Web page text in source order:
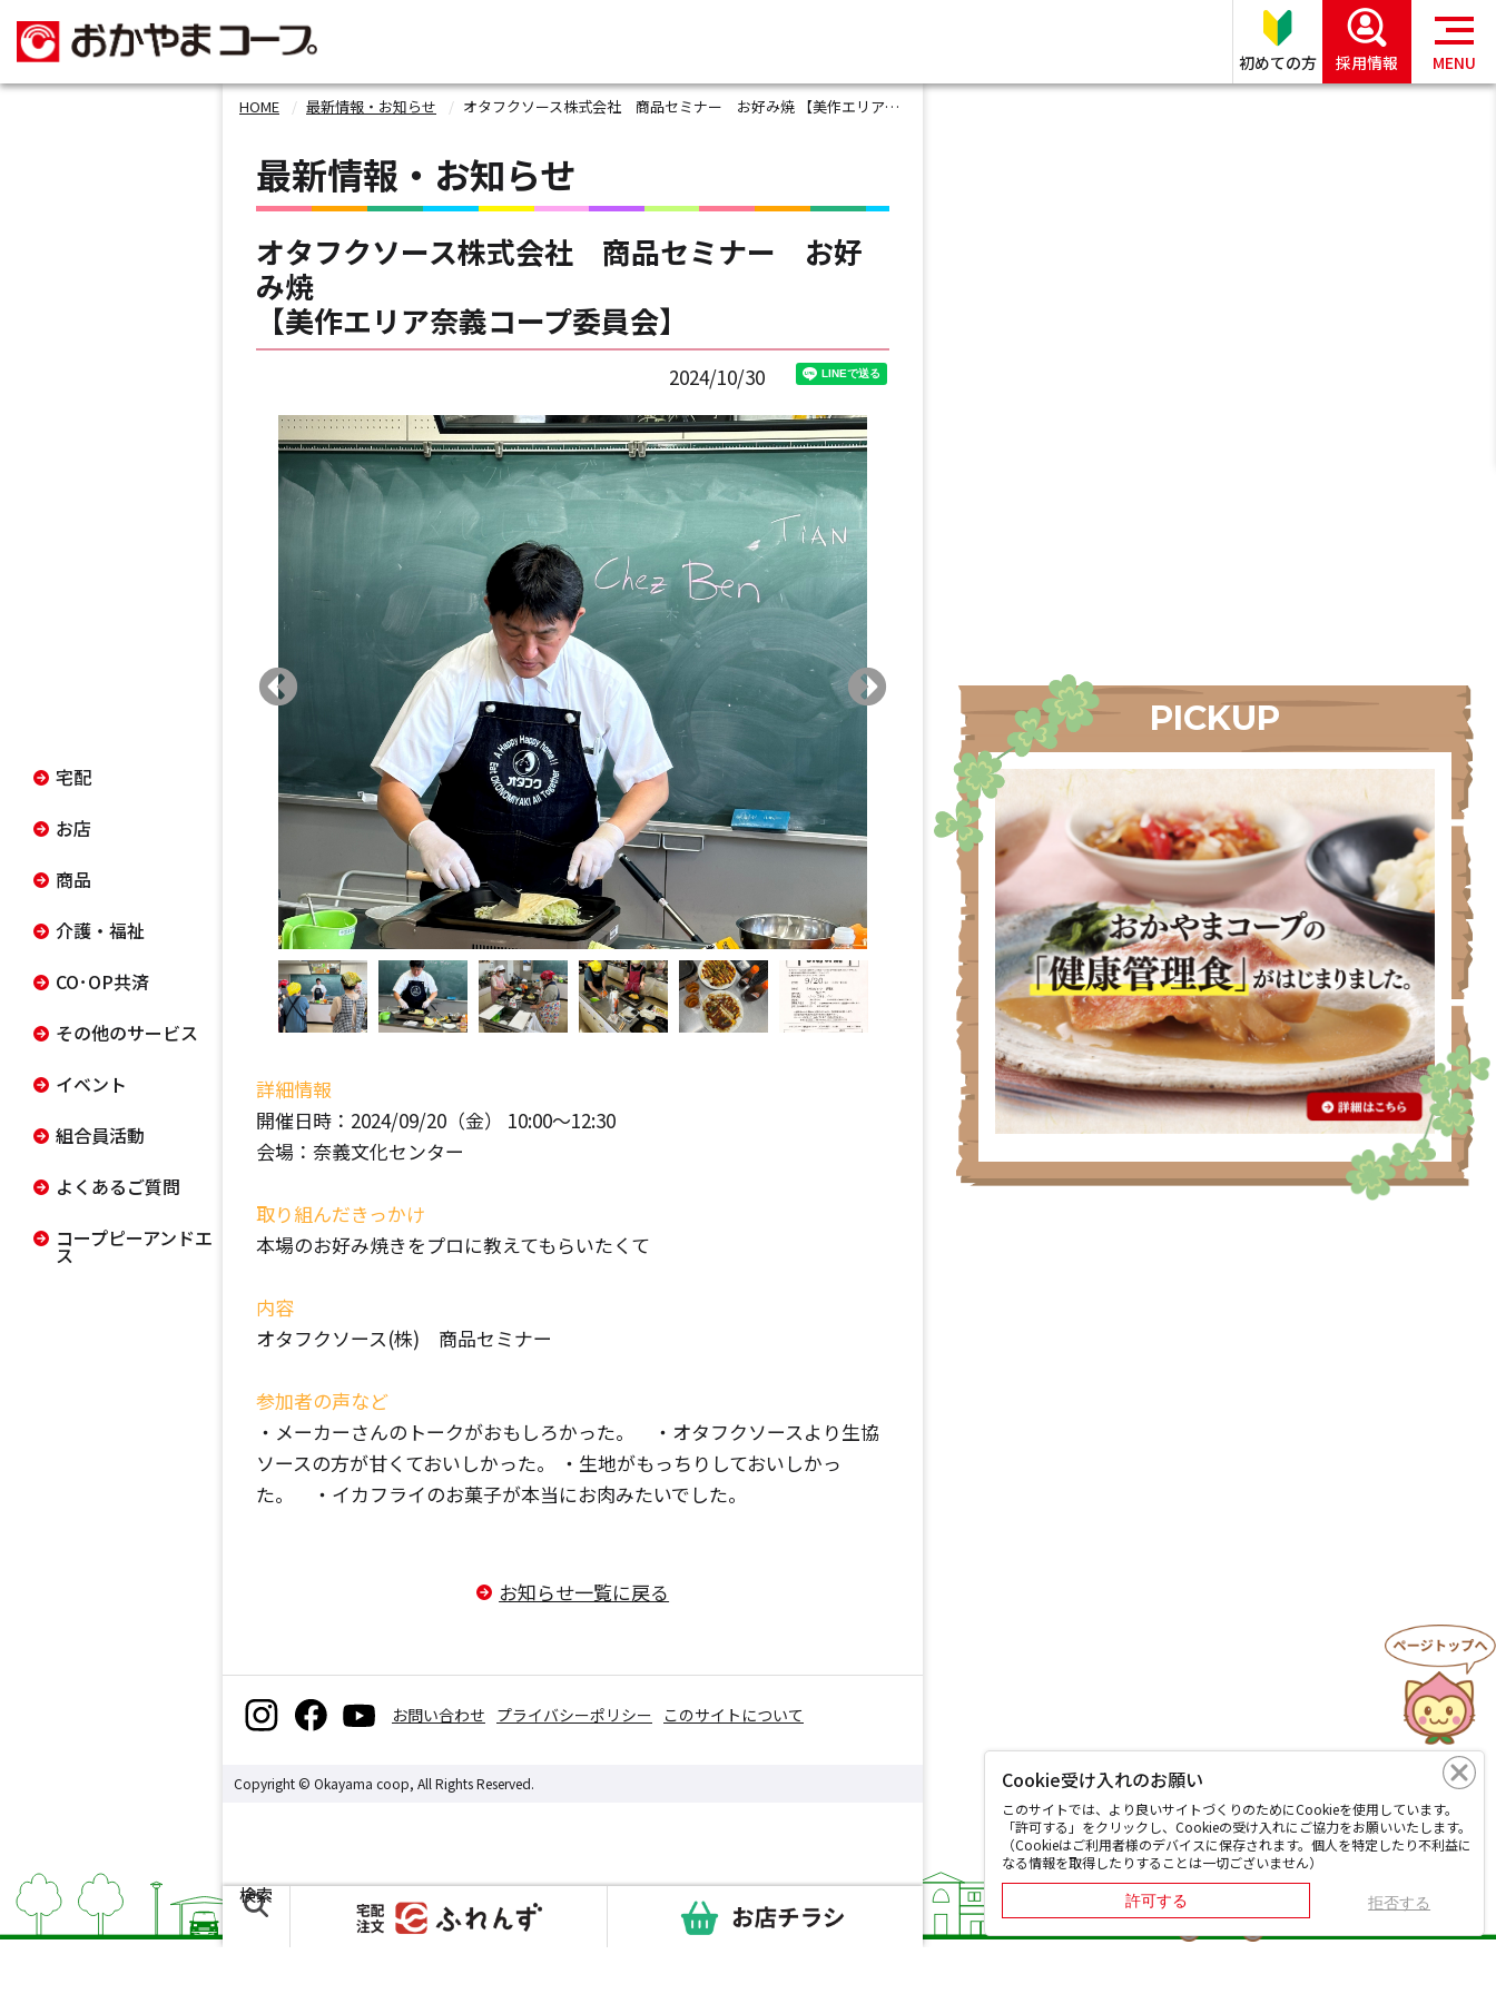
初めての方 採用情報 MENU
宅配
お店
商品
介護・福祉
CO･OP共済
その他のサービス
イベント
組合員活動
よくあるご質問
コープピーアンドエ
ス
HOME 最新情報・お知らせ オタフクソース株式会社 商品セミナー お好み焼 【美作エリア奈義コープ委員会】
最新情報・お知らせ
オタフクソース株式会社 商品セミナー お好
み焼
【美作エリア奈義コープ委員会】
2024/10/30
詳細情報
開催日時：2024/09/20（金） 10:00～12:30
会場：奈義文化センター
取り組んだきっかけ
本場のお好み焼きをプロに教えてもらいたくて
内容
オタフクソース(株) 商品セミナー
参加者の声など
・メーカーさんのトークがおもしろかった。 ・オタフクソースより生協
ソースの方が甘くておいしかった。 ・生地がもっちりしておいしかっ
た。 ・イカフライのお菓子が本当にお肉みたいでした。
お知らせ一覧に戻る
お問い合わせ プライバシーポリシー このサイトについて
Copyright © Okayama coop, All Rights Reserved.
PICKUP
検索
Cookie受け入れのお願い
このサイトでは、より良いサイトづくりのためにCookieを使用しています。
「許可する」をクリックし、Cookieの受け入れにご協力をお願いいたします。
（Cookieはご利用者様のデバイスに保存されます。個人を特定したり不利益に
なる情報を取得したりすることは一切ございません）
許可する 拒否する